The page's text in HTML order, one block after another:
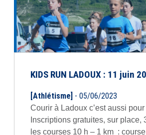
KIDS RUN LADOUX : 11 juin
[Athlétisme] - 05/06/2023
Courir à Ladoux c’est aussi
Inscriptions gratuites, sur place,
les courses 10 h – 1 km :